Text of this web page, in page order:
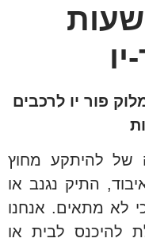
מנעולן 24 שעות
פור יו לרכבים
של להיתקע מחוץ
התיק נגנב או
לא מתאים. אנחנו
להיכנס לבית או